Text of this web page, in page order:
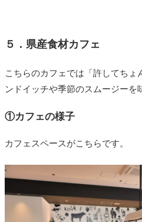
５．県産食材カフェ
こちらのカフェでは「許してちょ
ンドイッチや季節のスムージーを
①カフェの様子
カフェスペースがこちらです。